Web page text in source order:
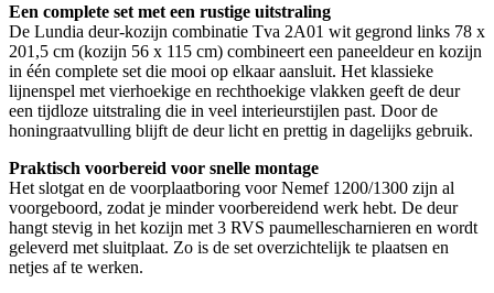
Een complete set met een rustige uitstraling
De Lundia deur-kozijn combinatie Tva 2A01 wit gegrond links 78 x
201,5 cm (kozijn 56 x 115 cm) combineert een paneeldeur en kozijn
in één complete set die mooi op elkaar aansluit. Het klassieke
lijnenspel met vierhoekige en rechthoekige vlakken geeft de deur
een tijdloze uitstraling die in veel interieurstijlen past. Door de
honingraatvulling blijft de deur licht en prettig in dagelijks gebruik.
Praktisch voorbereid voor snelle montage
Het slotgat en de voorplaatboring voor Nemef 1200/1300 zijn al
voorgeboord, zodat je minder voorbereidend werk hebt. De deur
hangt stevig in het kozijn met 3 RVS paumellescharnieren en wordt
geleverd met sluitplaat. Zo is de set overzichtelijk te plaatsen en
netjes af te werken.